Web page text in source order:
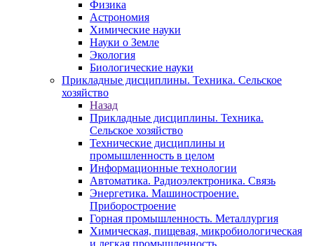
Физика
Астрономия
Химические науки
Науки о Земле
Экология
Биологические науки
Прикладные дисциплины. Техника. Сельское
хозяйство
Назад
Прикладные дисциплины. Техника.
Сельское хозяйство
Технические дисциплины и
промышленность в целом
Информационные технологии
Автоматика. Радиоэлектроника. Связь
Энергетика. Машиностроение.
Приборостроение
Горная промышленность. Металлургия
Химическая, пищевая, микробиологическая
и легкая промышленность